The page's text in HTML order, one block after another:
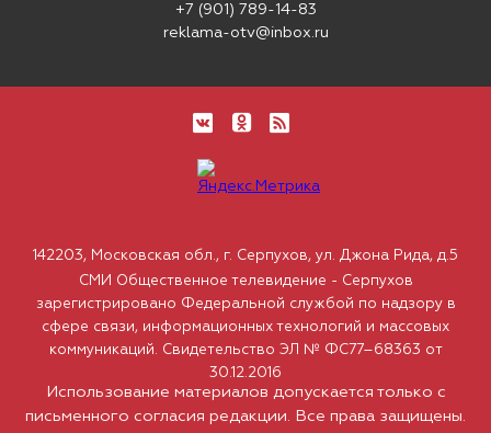
+7 (901) 789-14-83
reklama-otv@inbox.ru
Использование материалов допускается только с
письменного согласия редакции. Все права защищены.
142203, Московская обл., г. Серпухов, ул. Джона Рида, д.5
СМИ Общественное телевидение - Серпухов
зарегистрировано Федеральной службой по надзору в
сфере связи, информационных технологий и массовых
коммуникаций. Свидетельство ЭЛ № ФС77–68363 от
30.12.2016